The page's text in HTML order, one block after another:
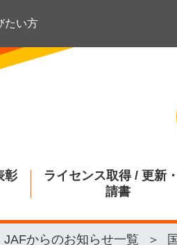
たい方
彰
ライセンス取得 / 更新
請書
JAFからのお知らせ一覧